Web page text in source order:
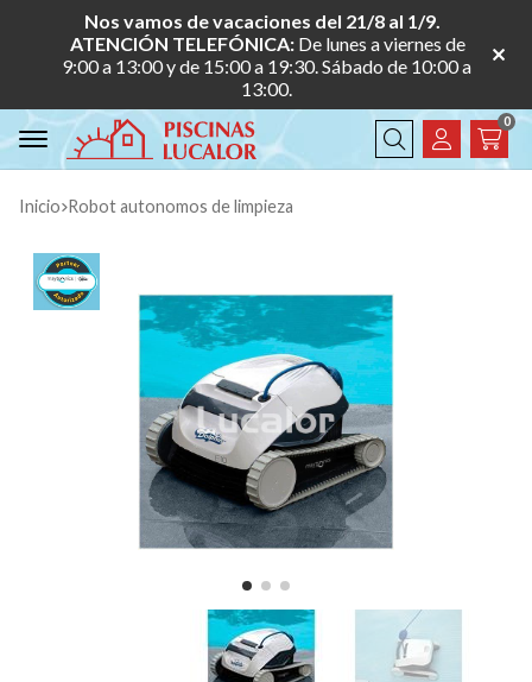
Nos vamos de vacaciones del 21/8 al 1/9.
ATENCIÓN TELEFÓNICA: De lunes a viernes de
9:00 a 13:00 y de 15:00 a 19:30. Sábado de 10:00 a
13:00.
Buscar
0
Inicio robot autonomos de limpieza